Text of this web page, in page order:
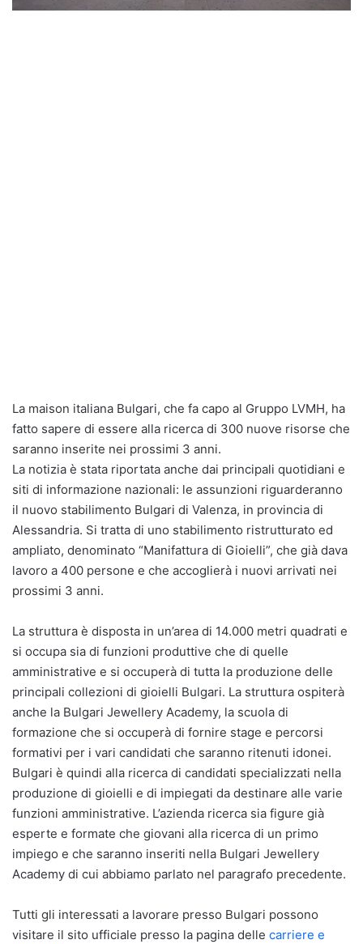
La maison italiana Bulgari, che fa capo al Gruppo LVMH, ha
fatto sapere di essere alla ricerca di 300 nuove risorse che
saranno inserite nei prossimi 3 anni.
La notizia è stata riportata anche dai principali quotidiani e
siti di informazione nazionali: le assunzioni riguarderanno
il nuovo stabilimento Bulgari di Valenza, in provincia di
Alessandria. Si tratta di uno stabilimento ristrutturato ed
ampliato, denominato “Manifattura di Gioielli”, che già dava
lavoro a 400 persone e che accoglierà i nuovi arrivati nei
prossimi 3 anni.
La struttura è disposta in un’area di 14.000 metri quadrati e
si occupa sia di funzioni produttive che di quelle
amministrative e si occuperà di tutta la produzione delle
principali collezioni di gioielli Bulgari. La struttura ospiterà
anche la Bulgari Jewellery Academy, la scuola di
formazione che si occuperà di fornire stage e percorsi
formativi per i vari candidati che saranno ritenuti idonei.
Bulgari è quindi alla ricerca di candidati specializzati nella
produzione di gioielli e di impiegati da destinare alle varie
funzioni amministrative. L’azienda ricerca sia figure già
esperte e formate che giovani alla ricerca di un primo
impiego e che saranno inseriti nella Bulgari Jewellery
Academy di cui abbiamo parlato nel paragrafo precedente.
Tutti gli interessati a lavorare presso Bulgari possono
visitare il sito ufficiale presso la pagina delle carriere e